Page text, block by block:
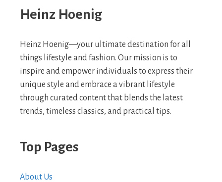
Heinz Hoenig
Heinz Hoenig—your ultimate destination for all
things lifestyle and fashion. Our mission is to
inspire and empower individuals to express their
unique style and embrace a vibrant lifestyle
through curated content that blends the latest
trends, timeless classics, and practical tips.
Top Pages
About Us